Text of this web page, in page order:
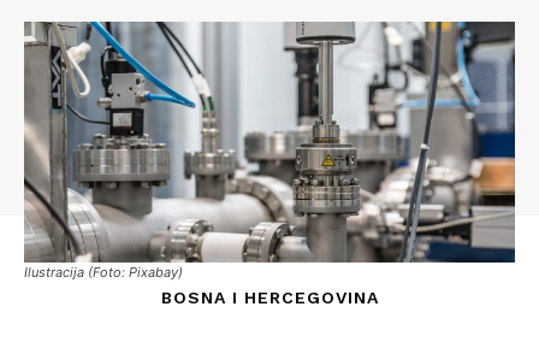
Ilustracija (Foto: Pixabay)
BOSNA I HERCEGOVINA